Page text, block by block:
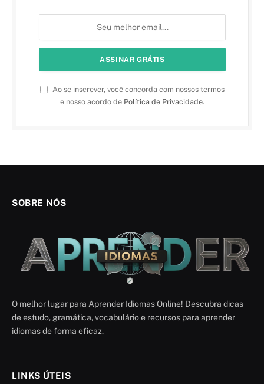
Ao se inscrever, você concorda com nossos termos
e nosso acordo de Política de Privacidade.
SOBRE NÓS
O melhor lugar para Aprender Idiomas Online! Descubra dicas
de estudo, gramática, vocabulário e recursos para aprender
idiomas de forma eficaz.
LINKS ÚTEIS